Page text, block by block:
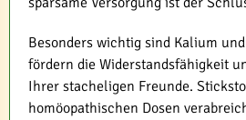
Besonders wichtig sind Kalium
fördern die Widerstandsfähigkeit
Ihrer stacheligen Freunde.
homöopathischen Dosen